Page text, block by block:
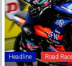
Headline Road